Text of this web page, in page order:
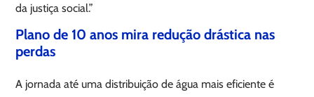
da justiça social.”
Plano de 10 anos mira redução drástica nas
perdas
A jornada até uma distribuição de água mais eficiente é